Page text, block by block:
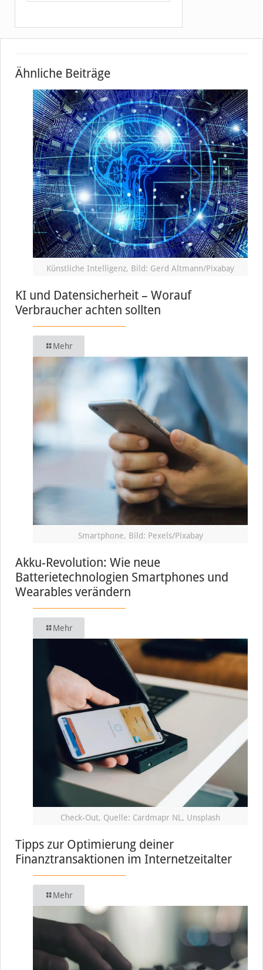
Ähnliche Beiträge
Künstliche Intelligenz, Bild: Gerd Altmann/Pixabay
KI und Datensicherheit – Worauf
Verbraucher achten sollten
Mehr
Smartphone, Bild: Pexels/Pixabay
Akku-Revolution: Wie neue
Batterietechnologien Smartphones und
Wearables verändern
Mehr
Check-Out, Quelle: Cardmapr NL, Unsplash
Tipps zur Optimierung deiner
Finanztransaktionen im Internetzeitalter
Mehr